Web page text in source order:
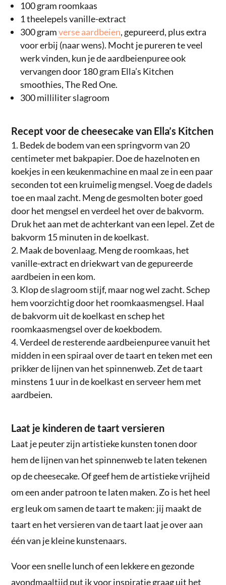
100 gram roomkaas
1 theelepels vanille-extract
300 gramverse aardbeien, gepureerd, plus extra
voor erbij (naar wens). Mocht je pureren te veel
werk vinden, kun je de aardbeienpuree ook
vervangen door 180 gram Ella’s Kitchen
smoothies, The Red One.
300 milliliter slagroom
Recept voor de cheesecake van Ella’s Kitchen
Bedek de bodem van een springvorm van 20
centimeter met bakpapier. Doe de hazelnoten en
koekjes in een keukenmachine en maal ze in een paar
seconden tot een kruimelig mengsel. Voeg de dadels
toe en maal zacht. Meng de gesmolten boter goed
door het mengsel en verdeel het over de bakvorm.
Druk het aan met de achterkant van een lepel. Zet de
bakvorm 15 minuten in de koelkast.
Maak de bovenlaag. Meng de roomkaas, het
vanille-extract en driekwart van de gepureerde
aardbeien in een kom.
Klop de slagroom stijf, maar nog wel zacht. Schep
hem voorzichtig door het roomkaasmengsel. Haal
de bakvorm uit de koelkast en schep het
roomkaasmengsel over de koekbodem.
Verdeel de resterende aardbeienpuree vanuit het
midden in een spiraal over de taart en teken met een
prikker de lijnen van het spinnenweb. Zet de taart
minstens 1 uur in de koelkast en serveer hem met
aardbeien.
Laat je kinderen de taart versieren
Laat je peuter zijn artistieke kunsten tonen door
hem de lijnen van het spinnenweb te laten tekenen
op de cheesecake. Of geef hem de artistieke vrijheid
om een ander patroon te laten maken. Zo is het heel
erg leuk om samen de taart te maken: jij maakt de
taart en het versieren van de taart laat je over aan
één van je kleine kunstenaars.
Voor een snelle lunch of een lekkere en gezonde
avondmaaltijd put ik voor inspiratie graag uit het